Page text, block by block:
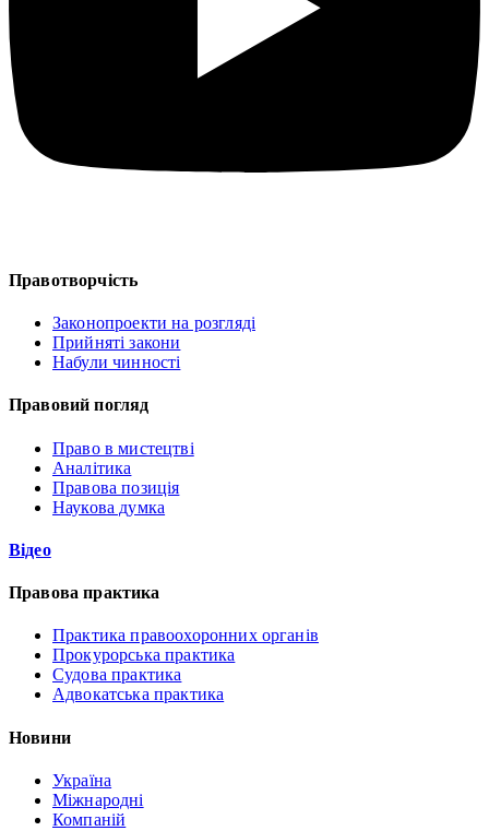
Правотворчість
Законопроекти на розгляді
Прийняті закони
Набули чинності
Правовий погляд
Право в мистецтві
Аналітика
Правова позиція
Наукова думка
Відео
Правова практика
Практика правоохоронних органів
Прокурорська практика
Судова практика
Адвокатська практика
Новини
Україна
Міжнародні
Компаній